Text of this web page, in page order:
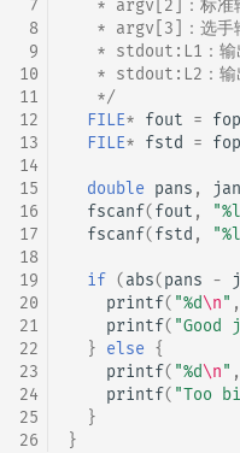
7
8
9
10
11
12
13
14
15
16
17
18
19
20
21
22
23
24
25
26
* argv[2]：标准
* argv[3]：选手
* stdout:L1：输
* stdout:L2：输
   */
FILE* fout =
FILE* fstd =
double pans ,
fscanf(fout ,
fscanf(fstd ,
if (abs(pans -
printf( "%d\n" ,
printf( "Good
} else {
printf( "%d\n" ,
printf( "Too
}
}